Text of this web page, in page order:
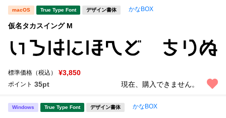
macOS True Type Font デザイン書体 かなBOX
仮名タカスイング M
標準価格（税込） ¥3,850
ポイント 35pt 現在、購入できません。
Windows True Type Font デザイン書体 かなBOX